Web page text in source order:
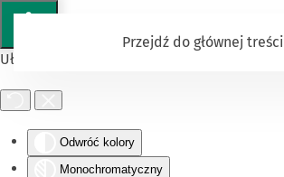
Ułatwienia dostępu
Odwróć kolory
Monochromatyczny
Przejdź do głównej treści